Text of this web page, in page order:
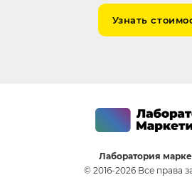
Узнать
Лаборатория
© 2016-2026 Все права